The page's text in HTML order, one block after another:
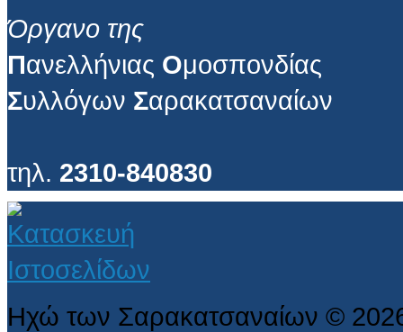
Όργανο της
Πανελλήνιας Ομοσπονδίας
Συλλόγων Σαρακατσαναίων
τηλ. 2310-840830
Ηχώ των Σαρακατσαναίων ©